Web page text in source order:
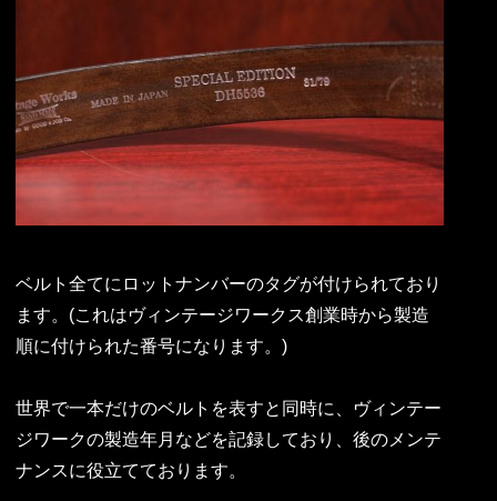
ベルト全てにロットナンバーのタグが付けられており
ます。(これはヴィンテージワークス創業時から製造
順に付けられた番号になります。)
世界で一本だけのベルトを表すと同時に、ヴィンテー
ジワークの製造年月などを記録しており、後のメンテ
ナンスに役立てております。